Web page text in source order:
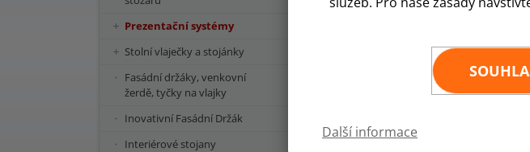
Další informace
Prezentační systémy
Stolní vlaječky a stojánky
Fasádní držáky, venkovní
žerdě, tyčky na vlajky
Inovativní Fasádní Držák
Interiérové stojany